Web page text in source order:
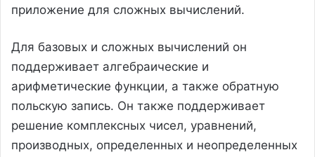
приложение для сложных вычислений.
Для базовых и сложных вычислений он
поддерживает алгебраические и
арифметические функции, а также обратную
польскую запись. Он также поддерживает
решение комплексных чисел, уравнений,
производных, определенных и неопределенных